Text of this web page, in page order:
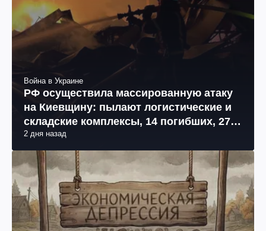
Война в Украине
РФ осуществила массированную атаку
на Киевщину: пылают логистические и
складские комплексы, 14 погибших, 27
раненых (фото, видео)
2 дня назад